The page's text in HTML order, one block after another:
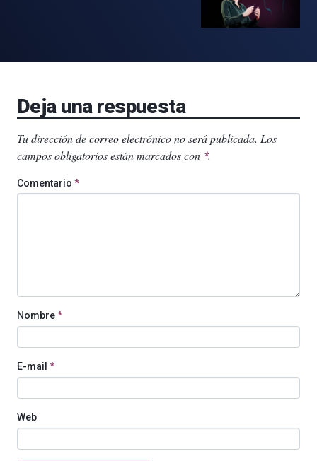
Deja una respuesta
Tu dirección de correo electrónico no será publicada. Los
campos obligatorios están marcados con *.
Comentario *
Nombre*
E-mail *
Web